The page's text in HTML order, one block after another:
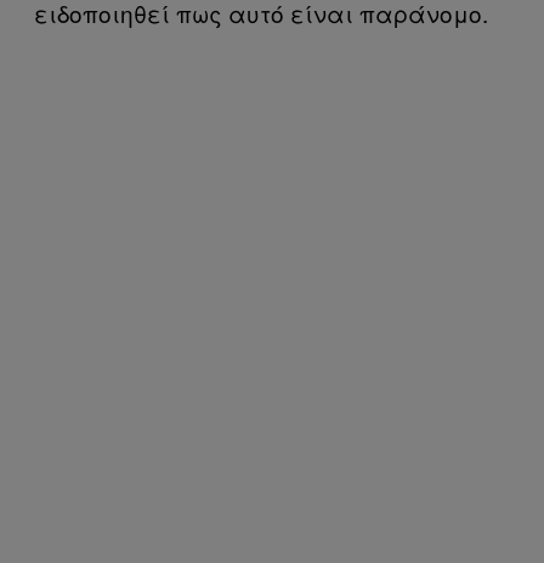
ειδοποιηθεί πως αυτό είναι παράνομο.